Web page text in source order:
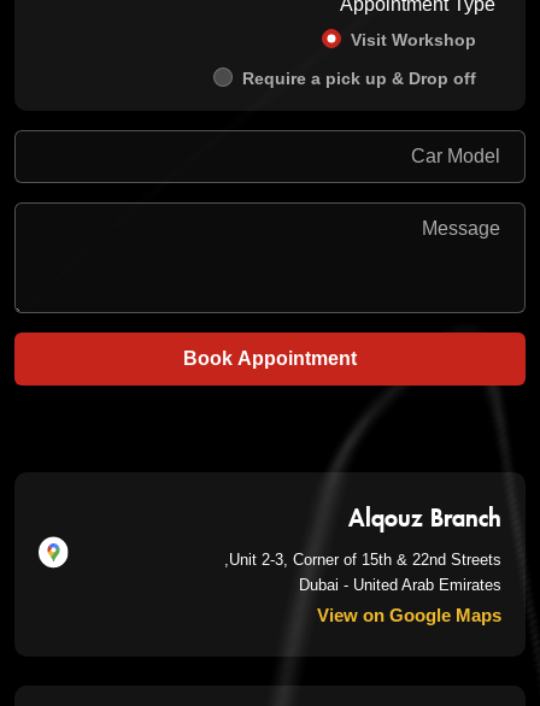
Appointment Type
Visit Workshop
Require a pick up & Drop off
Book Appointment
Alqouz Branch
Unit 2-3, Corner of 15th & 22nd Streets,
Dubai - United Arab Emirates
View on Google Maps